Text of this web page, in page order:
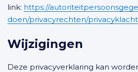
link: https://
doen/privacyrechten/
Wijzigingen
Deze privacyverklaring kan